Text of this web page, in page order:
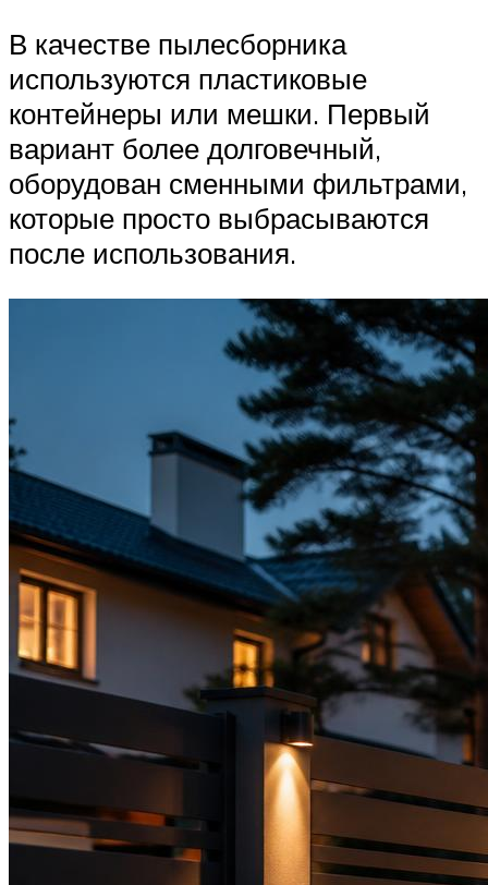
В качестве пылесборника
используются пластиковые
контейнеры или мешки. Первый
вариант более долговечный,
оборудован сменными фильтрами,
которые просто выбрасываются
после использования.